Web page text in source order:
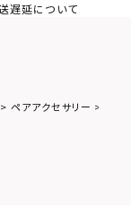
遅延について
ペアアクセサリー